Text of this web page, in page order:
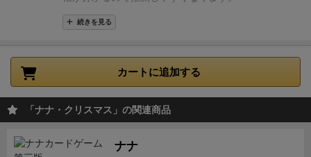
人でも遊べますが、人数は多い方が選択肢が増えて楽
しいです。※追記5歳なりたて息子も何度かやってい
族4人でやって、勝ったりします。興奮しすぎて、カ
ードスタンド倒してしまい大公開なんてこともありま
すが、大人と互角か記憶力いいのでそれ以上になりま
ください！
続きを見る
カートに追加する
「ナナ・クリスマス」の関連商品
ナナ